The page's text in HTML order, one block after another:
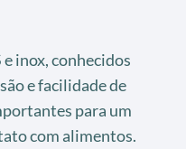
inox, conhecidos
e facilidade de
para um
com alimentos.